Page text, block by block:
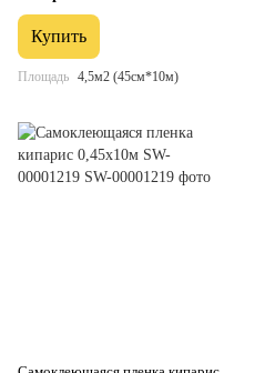
Купить
Площадь 4,5м2 (45см*10м)